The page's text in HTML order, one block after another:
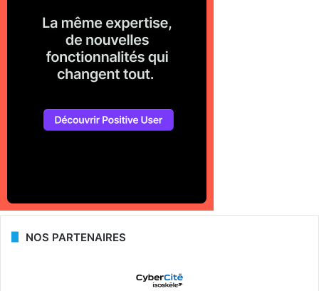
NOS PARTENAIRES